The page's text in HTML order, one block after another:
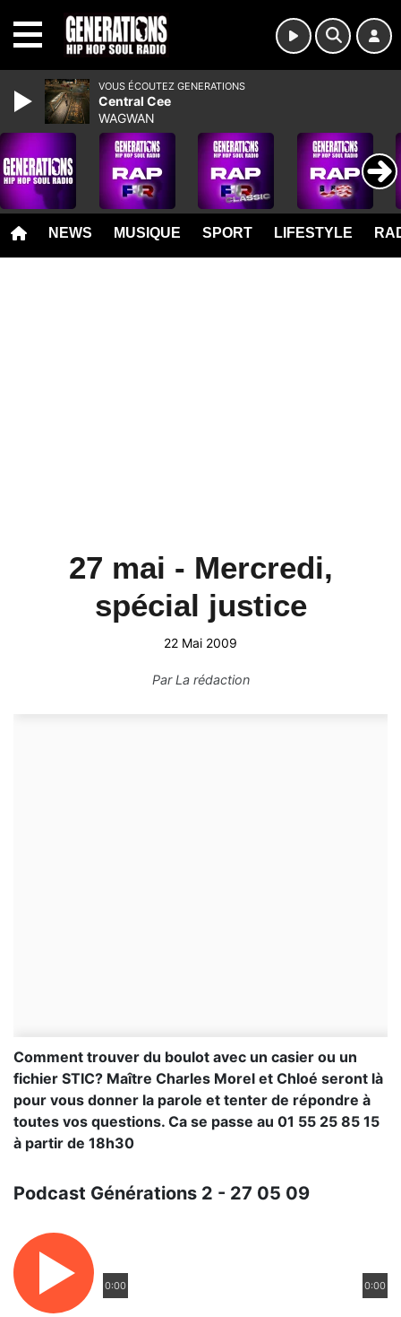
NEWS MUSIQUE SPORT LIFESTYLE
27 mai - Mercredi,
spécial justice
22 Mai 2009
ParLa rédaction
Comment trouver du boulot avec un casier ou un
fichier STIC? Maître Charles Morel et Chloé seront là
pour vous donner la parole et tenter de répondre à
toutes vos questions. Ca se passe au 01 55 25 85 15
à partir de 18h30
Podcast Générations 2 - 27 05 09
0:00 0:00
VOUS ÉCOUTEZ GENERATIONS
Central Cee
WAGWAN